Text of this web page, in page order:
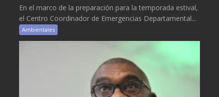
En el marco de la preparación para la temporada estival,
el Centro Coordinador de Emergencias Departamental...
Ambientales